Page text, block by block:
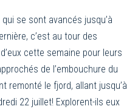
se sont avancés jusqu’à
c’est au tour des
cette semaine pour leurs
de l’embouchure du
remonté le fjord, allant jusqu’à
22 juillet! Explorent-ils eux